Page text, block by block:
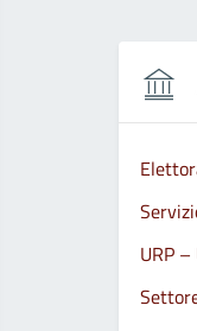
URP